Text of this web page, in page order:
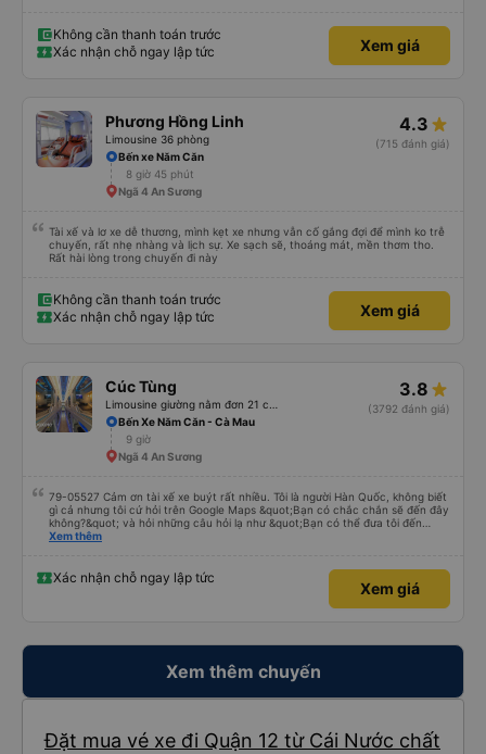
Không cần thanh toán trước
Xác nhận chỗ ngay lập tức
Xem giá
Phương Hồng Linh
Limousine 36 phòng
4.3
(715 đánh giá)
Bến xe Năm Căn
8 giờ 45 phút
Ngã 4 An Sương
Tài xế và lơ xe dễ thương, mình kẹt xe nhưng vẫn cố gắng đợi để mình ko trễ
chuyến, rất nhẹ nhàng và lịch sự. Xe sạch sẽ, thoáng mát, mền thơm tho.
Rất hài lòng trong chuyến đi này
Không cần thanh toán trước
Xác nhận chỗ ngay lập tức
Xem giá
Cúc Tùng 3.8
(3792 đánh giá)
Bến Xe Năm Căn - Cà Mau
9 giờ
Ngã 4 An Sương
79-05527 Cảm ơn tài xế xe buýt rất nhiều. Tôi là người Hàn Quốc, không biết
gì cả nhưng tôi cứ hỏi trên Google Maps &quot;Bạn có chắc chắn sẽ đến đây
không?&quot; và hỏi những câu hỏi lạ như &quot;Bạn có thể đưa tôi đến
khách sạn của chúng tôi không?&quot; Nhưng tài xế đã quan tâm. của mọi
limousine vào buổi sáng. ngu ngốc đến mức tôi nghĩ tài xế đã giúp tôi. Nếu
tài xế không ở đó, tôi vẫn đang suy nghĩ về câu chuyện đó vì nó chắc hẳn
rất nguy hiểm.. Cảm ơn rất nhiều.. Cảm ơn xe buýt 79-05527 rất nhiều tài
mà tài xế bảo tôi ngủ thêm và đợi ở trạm xăng, thậm chí còn đón khách sạn
bằng xe limousine vào buổi sáng. .Tôi nghĩ tài xế đã giúp tôi vì tôi trông ngu
&quot;B Bạn bị sao vậy?&quot; Chuyện gì xảy ra với bạn vậy?&quot; Bây giờ
là 2:30 và tôi đang nói về nó. ạn bằng xe bu lông Limousine. Tôi nghĩ tài xế
Xem thêm
Xác nhận chỗ ngay lập tức
Xem giá
Xem thêm chuyến
Đặt mua vé xe đi Quận 12 từ Cái Nước chất